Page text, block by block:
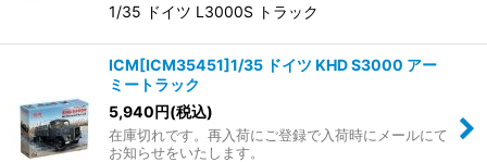
1/35 ドイツ L3000S トラック
ICM[ICM35451]1/35 ドイツ KHD S3000 アー
ミートラック
5,940円(税込)
在庫切れです。再入荷にご登録で入荷時にメールにて
お知らせをいたします。